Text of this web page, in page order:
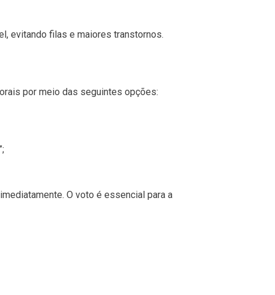
evitando filas e maiores transtornos.
por meio das seguintes opções:
O voto é essencial para a